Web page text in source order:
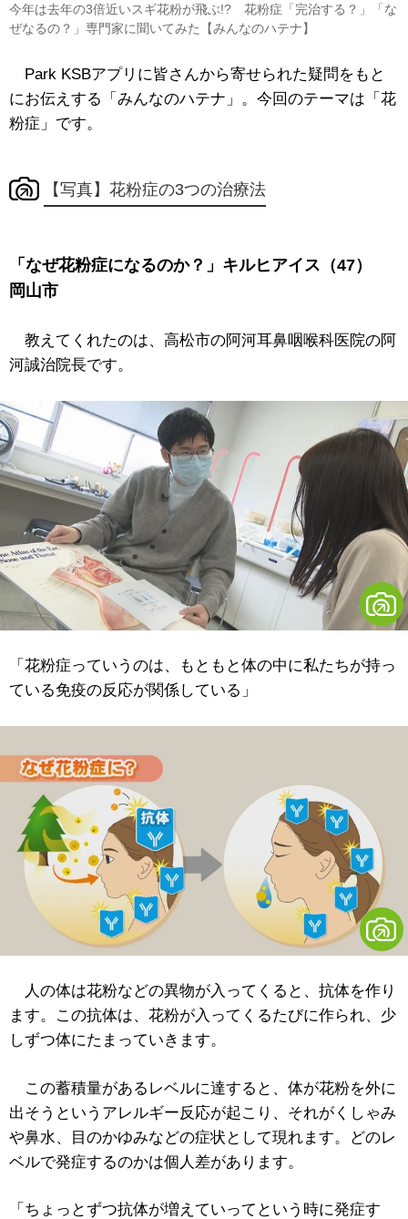
今年は去年の3倍近いスギ花粉が飛ぶ!? 花粉症「完治する？」「な
ぜなるの？」専門家に聞いてみた【みんなのハテナ】
Park KSBアプリに皆さんから寄せられた疑問をもと
にお伝えする「みんなのハテナ」。今回のテーマは「花
粉症」です。
【写真】花粉症の3つの治療法
「なぜ花粉症になるのか？」キルヒアイス（47）
岡山市
教えてくれたのは、高松市の阿河耳鼻咽喉科医院の阿
河誠治院長です。
「花粉症っていうのは、もともと体の中に私たちが持っ
ている免疫の反応が関係している」
人の体は花粉などの異物が入ってくると、抗体を作り
ます。この抗体は、花粉が入ってくるたびに作られ、少
しずつ体にたまっていきます。
この蓄積量があるレベルに達すると、体が花粉を外に
出そうというアレルギー反応が起こり、それがくしゃみ
や鼻水、目のかゆみなどの症状として現れます。どのレ
ベルで発症するのかは個人差があります。
「ちょっとずつ抗体が増えていってという時に発症す